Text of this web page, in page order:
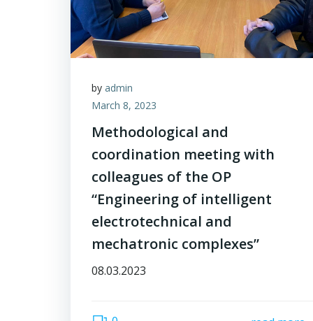
by admin
March 8, 2023
Methodological and
coordination meeting with
colleagues of the OP
“Engineering of intelligent
electrotechnical and
mechatronic complexes”
08.03.2023